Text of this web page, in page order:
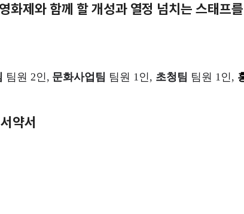
화제와 함께 할 개성과 열정 넘치는 스태프
팀원 2인, 문화사업팀 팀원 1인, 초청팀 팀원 1인,
약서